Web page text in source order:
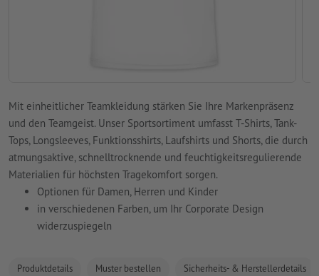
Mit einheitlicher Teamkleidung stärken Sie Ihre Markenpräsenz
und den Teamgeist. Unser Sportsortiment umfasst T-Shirts, Tank-
Tops, Longsleeves, Funktionsshirts, Laufshirts und Shorts, die durch
atmungsaktive, schnelltrocknende und feuchtigkeitsregulierende
Materialien für höchsten Tragekomfort sorgen.
Optionen für Damen, Herren und Kinder
in verschiedenen Farben, um Ihr Corporate Design
widerzuspiegeln
Produktdetails Muster bestellen Sicherheits- & Herstellerdetails